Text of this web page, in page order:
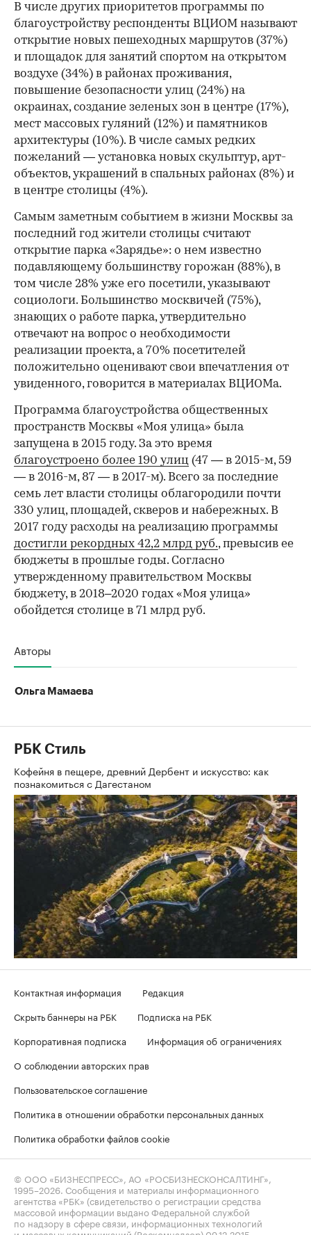
В числе других приоритетов программы по
благоустройству респонденты ВЦИОМ называют
открытие новых пешеходных маршрутов (37%)
и площадок для занятий спортом на открытом
воздухе (34%) в районах проживания,
повышение безопасности улиц (24%) на
окраинах, создание зеленых зон в центре (17%),
мест массовых гуляний (12%) и памятников
архитектуры (10%). В числе самых редких
пожеланий — установка новых скульптур, арт-
объектов, украшений в спальных районах (8%) и
в центре столицы (4%).
Самым заметным событием в жизни Москвы за
последний год жители столицы считают
открытие парка «Зарядье»: о нем известно
подавляющему большинству горожан (88%), в
том числе 28% уже его посетили, указывают
социологи. Большинство москвичей (75%),
знающих о работе парка, утвердительно
отвечают на вопрос о необходимости
реализации проекта, а 70% посетителей
положительно оценивают свои впечатления от
увиденного, говорится в материалах ВЦИОМа.
Программа благоустройства общественных
пространств Москвы «Моя улица» была
запущена в 2015 году. За это время
благоустроено более 190 улиц (47 — в 2015-м, 59
— в 2016-м, 87 — в 2017-м). Всего за последние
семь лет власти столицы облагородили почти
330 улиц, площадей, скверов и набережных. В
2017 году расходы на реализацию программы
достигли рекордных 42,2 млрд руб., превысив ее
бюджеты в прошлые годы. Согласно
утвержденному правительством Москвы
бюджету, в 2018–2020 годах «Моя улица»
обойдется столице в 71 млрд руб.
Авторы
Ольга Мамаева
РБК Стиль
Кофейня в пещере, древний Дербент и искусство: как
познакомиться с Дагестаном
Контактная информация
Редакция
Скрыть баннеры на РБК
Подписка на РБК
Корпоративная подписка
Информация об ограничениях
О соблюдении авторских прав
Пользовательское соглашение
Политика в отношении обработки персональных данных
Политика обработки файлов cookie
© ООО «БИЗНЕСПРЕСС», АО «РОСБИЗНЕСКОНСАЛТИНГ»,
1995–2026 . Сообщения и материалы информационного
агентства «РБК» (свидетельство о регистрации средства
массовой информации выдано Федеральной службой
по надзору в сфере связи, информационных технологий